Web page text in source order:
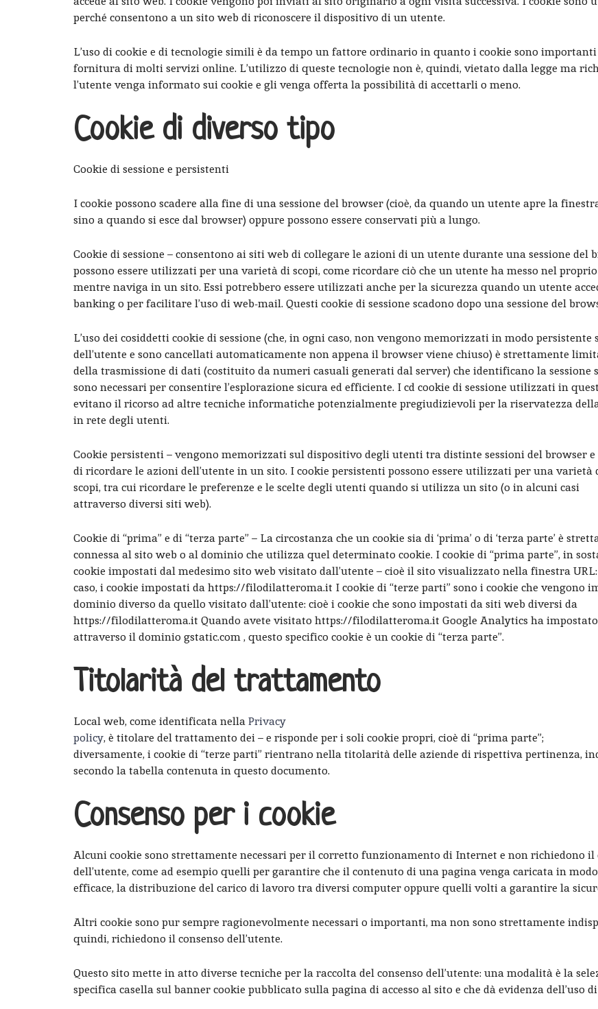
perché consentono a un sito web di riconoscere il dispositivo di un utente.
L’uso di cookie e di tecnologie simili è da tempo un fattore ordinario in quanto i cookie sono
fornitura di molti servizi online. L’utilizzo di queste tecnologie non è, quindi, vietato dalla legge ma
l’utente venga informato sui cookie e gli venga offerta la possibilità di accettarli o meno.
Cookie di diverso tipo
Cookie di sessione e persistenti
I cookie possono scadere alla fine di una sessione del browser (cioè, da quando un utente apre la
sino a quando si esce dal browser) oppure possono essere conservati più a lungo.
Cookie di sessione – consentono ai siti web di collegare le azioni di un utente durante una sessione del
possono essere utilizzati per una varietà di scopi, come ricordare ciò che un utente ha messo nel
mentre naviga in un sito. Essi potrebbero essere utilizzati anche per la sicurezza quando un utente
banking o per facilitare l’uso di web-mail. Questi cookie di sessione scadono dopo una sessione del
L’uso dei cosiddetti cookie di sessione (che, in ogni caso, non vengono memorizzati in modo persistente
dell’utente e sono cancellati automaticamente non appena il browser viene chiuso) è strettamente
della trasmissione di dati (costituito da numeri casuali generati dal server) che identificano la sessione
sono necessari per consentire l’esplorazione sicura ed efficiente. I cd cookie di sessione utilizzati in
evitano il ricorso ad altre tecniche informatiche potenzialmente pregiudizievoli per la riservatezza
in rete degli utenti.
Cookie persistenti – vengono memorizzati sul dispositivo degli utenti tra distinte sessioni del browser e
di ricordare le azioni dell’utente in un sito. I cookie persistenti possono essere utilizzati per una varietà
scopi, tra cui ricordare le preferenze e le scelte degli utenti quando si utilizza un sito (o in alcuni casi
attraverso diversi siti web).
Cookie di “prima” e di “terza parte” – La circostanza che un cookie sia di ‘prima’ o di ‘terza parte’ è
connessa al sito web o al dominio che utilizza quel determinato cookie. I cookie di “prima parte”, in
cookie impostati dal medesimo sito web visitato dall’utente – cioè il sito visualizzato nella finestra
caso, i cookie impostati da https://filodilatteroma.it I cookie di “terze parti” sono i cookie che vengono
dominio diverso da quello visitato dall’utente: cioè i cookie che sono impostati da siti web diversi da
https://filodilatteroma.it Quando avete visitato https://filodilatteroma.it Google Analytics ha impostato
attraverso il dominio gstatic.com , questo specifico cookie è un cookie di “terza parte”.
Titolarità del trattamento
Local web, come identificata nellaPrivacy
policy, è titolare del trattamento dei – e risponde per i soli cookie propri, cioè di “prima parte”;
diversamente, i cookie di “terze parti” rientrano nella titolarità delle aziende di rispettiva pertinenza,
secondo la tabella contenuta in questo documento.
Consenso per i cookie
Alcuni cookie sono strettamente necessari per il corretto funzionamento di Internet e non richiedono il
dell’utente, come ad esempio quelli per garantire che il contenuto di una pagina venga caricata in
efficace, la distribuzione del carico di lavoro tra diversi computer oppure quelli volti a garantire la
Altri cookie sono pur sempre ragionevolmente necessari o importanti, ma non sono strettamente
quindi, richiedono il consenso dell’utente.
Questo sito mette in atto diverse tecniche per la raccolta del consenso dell’utente: una modalità è la
specifica casella sul banner cookie pubblicato sulla pagina di accesso al sito e che dà evidenza dell’uso